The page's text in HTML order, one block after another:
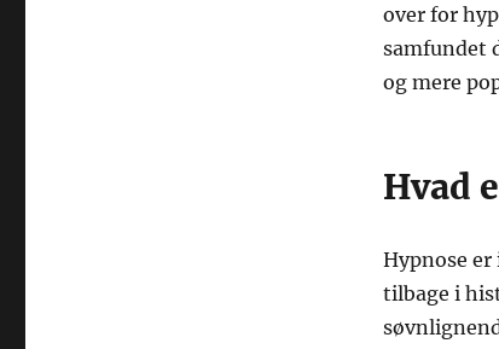
over for
samfundet
og mere
Hvad
Hypnose
tilbage i